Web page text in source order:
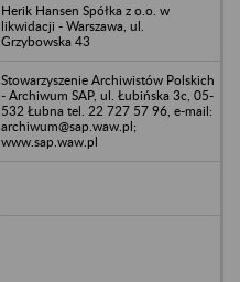
Herik Hansen Spółka z o.o. w
likwidacji - Warszawa, ul.
Grzybowska 43
Stowarzyszenie Archiwistów Polskich
- Archiwum SAP, ul. Łubińska 3c, 05-
532 Łubna tel. 22 727 57 96, e-mail:
archiwum@sap.waw.pl;
www.sap.waw.pl